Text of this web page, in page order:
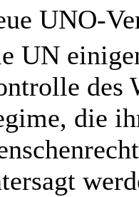
UNO-
UN
des
die